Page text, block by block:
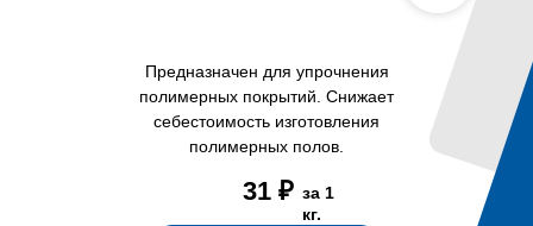
Предназначен для упрочнения
полимерных покрытий. Снижает
себестоимость изготовления
полимерных полов.
за 1
кг.
31 ₽